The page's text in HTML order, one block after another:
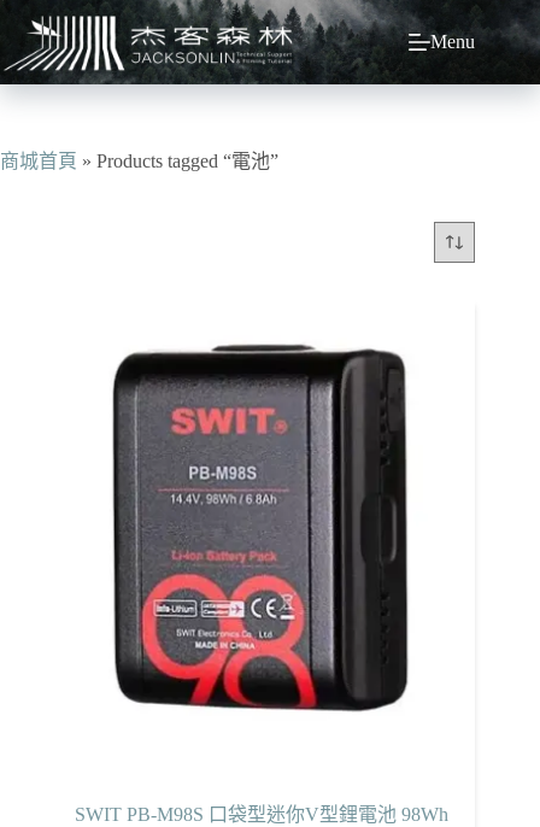
主
容
Menu
商城首頁 » Products tagged “電池”
SWIT PB-M98S 口袋型迷你V型鋰電池 98Wh